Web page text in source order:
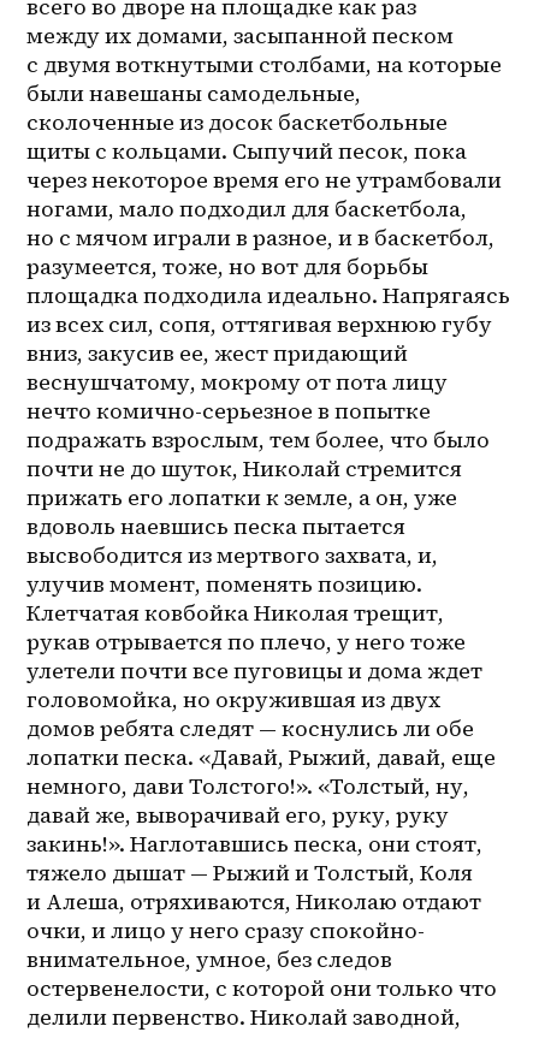
всего во дворе на площадке как раз
между их домами, засыпанной песком
с двумя воткнутыми столбами, на которые
были навешаны самодельные,
сколоченные из досок баскетбольные
щиты с кольцами. Сыпучий песок, пока
через некоторое время его не утрамбовали
ногами, мало подходил для баскетбола,
но с мячом играли в разное, и в баскетбол,
разумеется, тоже, но вот для борьбы
площадка подходила идеально. Напрягаясь
из всех сил, сопя, оттягивая верхнюю губу
вниз, закусив ее, жест придающий
веснушчатому, мокрому от пота лицу
нечто комично-серьезное в попытке
подражать взрослым, тем более, что было
почти не до шуток, Николай стремится
прижать его лопатки к земле, а он, уже
вдоволь наевшись песка пытается
высвободится из мертвого захвата, и,
улучив момент, поменять позицию.
Клетчатая ковбойка Николая трещит,
рукав отрывается по плечо, у него тоже
улетели почти все пуговицы и дома ждет
головомойка, но окружившая из двух
домов ребята следят — коснулись ли обе
лопатки песка. «Давай, Рыжий, давай, еще
немного, дави Толстого!». «Толстый, ну,
давай же, выворачивай его, руку, руку
закинь!». Наглотавшись песка, они стоят,
тяжело дышат — Рыжий и Толстый, Коля
и Алеша, отряхиваются, Николаю отдают
очки, и лицо у него сразу спокойно-
внимательное, умное, без следов
остервенелости, с которой они только что
делили первенство. Николай заводной,